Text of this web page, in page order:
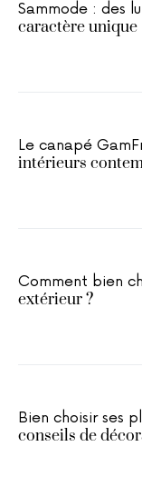
Sammode : des
caractère unique
Le canapé
intérieurs
Comment bien
extérieur ?
Bien choisir ses
conseils de